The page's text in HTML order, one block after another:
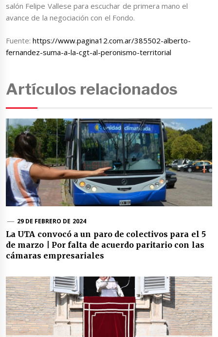
salón Felipe Vallese para escuchar de primera mano el
avance de la negociación con el Fondo.
Fuente:https://www.pagina12.com.ar/385502-alberto-
fernandez-suma-a-la-cgt-al-peronismo-territorial
Artículos relacionados
29 DE FEBRERO DE 2024
La UTA convocó a un paro de colectivos para el 5
de marzo | Por falta de acuerdo paritario con las
cámaras empresariales